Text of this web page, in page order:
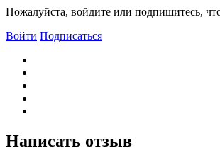
Пожалуйста, войдите или подпишитесь,
Войти Подписаться
Написать отзыв